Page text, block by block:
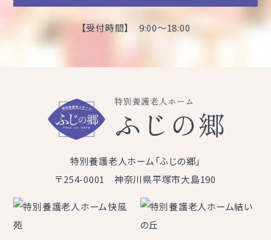
【受付時間】 9:00～18:00
特別養護老人ホーム「ふじの郷」
〒254-0001 神奈川県平塚市大島190